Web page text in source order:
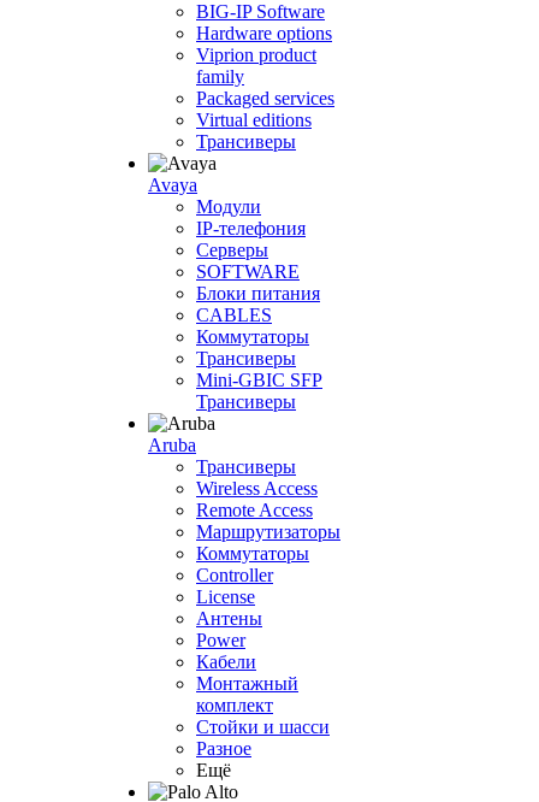
BIG-IP Software
Hardware options
Viprion product
family
Packaged services
Virtual editions
Трансиверы
Avaya
Модули
IP-телефония
Серверы
SOFTWARE
Блоки питания
CABLES
Коммутаторы
Трансиверы
Mini-GBIC SFP
Трансиверы
Aruba
Трансиверы
Wireless Access
Remote Access
Маршрутизаторы
Коммутаторы
Controller
License
Антены
Power
Кабели
Монтажный
комплект
Стойки и шасси
Разное
Ещё